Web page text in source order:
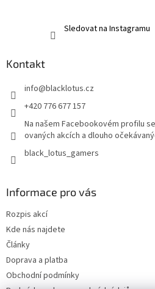
Sledovat na Instagramu
Kontakt
info@blacklotus.cz
+420 776 677 157
Na našem Facebookovém profilu
ovaných akcích a dlouho
black_lotus_gamers
Informace pro vás
Rozpis akcí
Kde nás najdete
Články
Doprava a platba
Obchodní podmínky